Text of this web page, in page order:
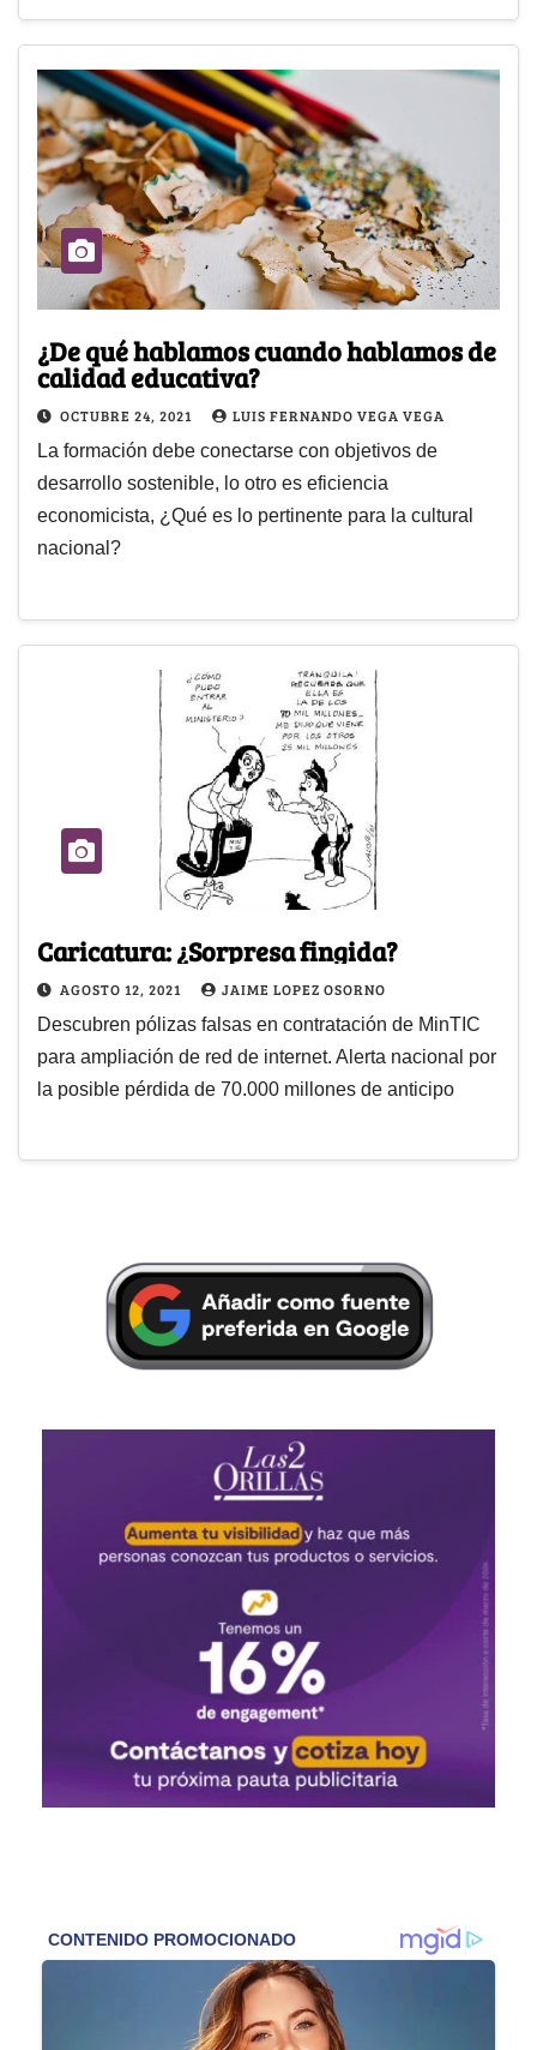
¿De qué hablamos cuando hablamos de
calidad educativa?
OCTUBRE 24, 2021 LUIS FERNANDO VEGA VEGA
La formación debe conectarse con objetivos de
desarrollo sostenible, lo otro es eficiencia
economicista, ¿Qué es lo pertinente para la cultural
nacional?
Caricatura: ¿Sorpresa fingida?
AGOSTO 12, 2021 JAIME LOPEZ OSORNO
Descubren pólizas falsas en contratación de MinTIC
para ampliación de red de internet. Alerta nacional por
la posible pérdida de 70.000 millones de anticipo